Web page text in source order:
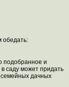
обедать:
подобранное и
саду может придать
дачных